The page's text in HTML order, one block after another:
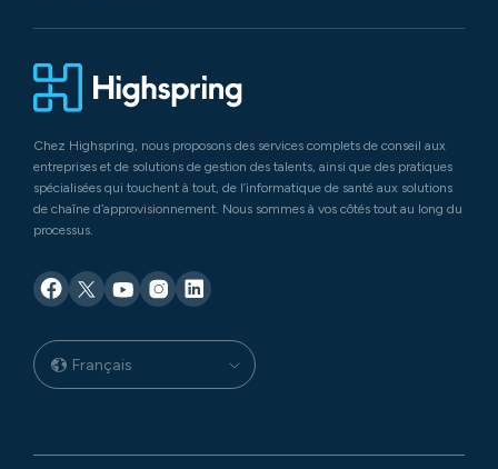
Chez Highspring, nous proposons des services complets de conseil aux
entreprises et de solutions de gestion des talents, ainsi que des pratiques
spécialisées qui touchent à tout, de l’informatique de santé aux solutions
de chaîne d’approvisionnement. Nous sommes à vos côtés tout au long du
processus.
Français